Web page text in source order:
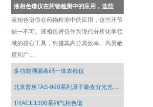
液相色谱仪在药物检测中的应用，这些环节
缺一不可。液相色谱仪作为现代分析化学领
域的核心工具，凭借其高分离效率、高灵敏
度和广…
多功能溯源条码一体农残仪
北京普析TAS-990系列原子吸收分光光度计
TRACE1300系列气相色谱